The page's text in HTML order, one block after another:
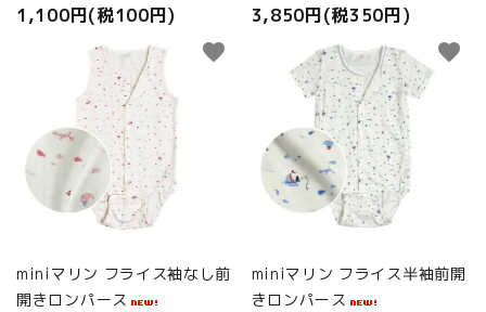
1,100円(税100円) 3,850円(税350円)
miniマリン フライス袖なし前
開きロンパース
favorite
miniマリン フライス半袖前開
きロンパース
favorite